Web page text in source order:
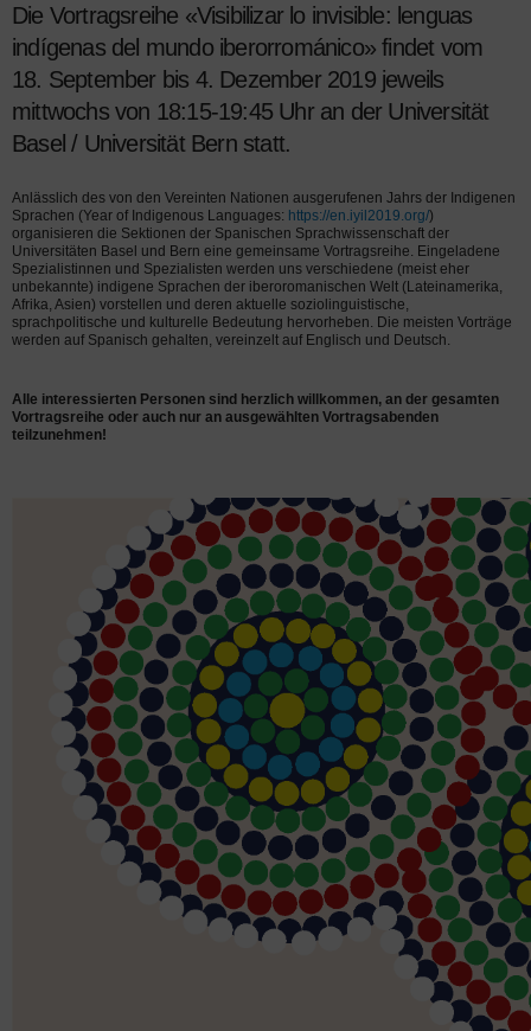
Die Vortragsreihe «Visibilizar lo invisible: lenguas
indígenas del mundo iberorrománico» findet vom
18. September bis 4. Dezember 2019 jeweils
mittwochs von 18:15-19:45 Uhr an der Universität
Basel / Universität Bern statt.
Anlässlich des von den Vereinten Nationen ausgerufenen Jahrs der Indigenen
Sprachen (Year of Indigenous Languages: https://en.iyil2019.org/)
organisieren die Sektionen der Spanischen Sprachwissenschaft der
Universitäten Basel und Bern eine gemeinsame Vortragsreihe. Eingeladene
Spezialistinnen und Spezialisten werden uns verschiedene (meist eher
unbekannte) indigene Sprachen der iberoromanischen Welt (Lateinamerika,
Afrika, Asien) vorstellen und deren aktuelle soziolinguistische,
sprachpolitische und kulturelle Bedeutung hervorheben. Die meisten Vorträge
werden auf Spanisch gehalten, vereinzelt auf Englisch und Deutsch.
Alle interessierten Personen sind herzlich willkommen, an der gesamten
Vortragsreihe oder auch nur an ausgewählten Vortragsabenden
teilzunehmen!